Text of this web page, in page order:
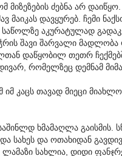
მიზეზების ძებნა არ დაიწყო.
მაიკას დავყურებ. ჩემი
საწოლზე აკურატულად
შავი შარვალი
დაწყობილ თეთრ
რომელზეც დემნამ
კაცს თავად მიეცი
ხმამაღლა გაისმის.
სახეს და ოთახიდან
სახლია, დიდი